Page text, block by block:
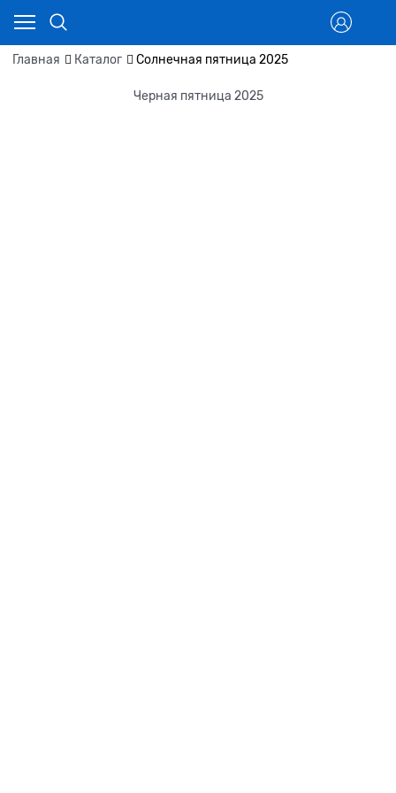
Главная Каталог Солнечная пятница 2025
Черная пятница 2025